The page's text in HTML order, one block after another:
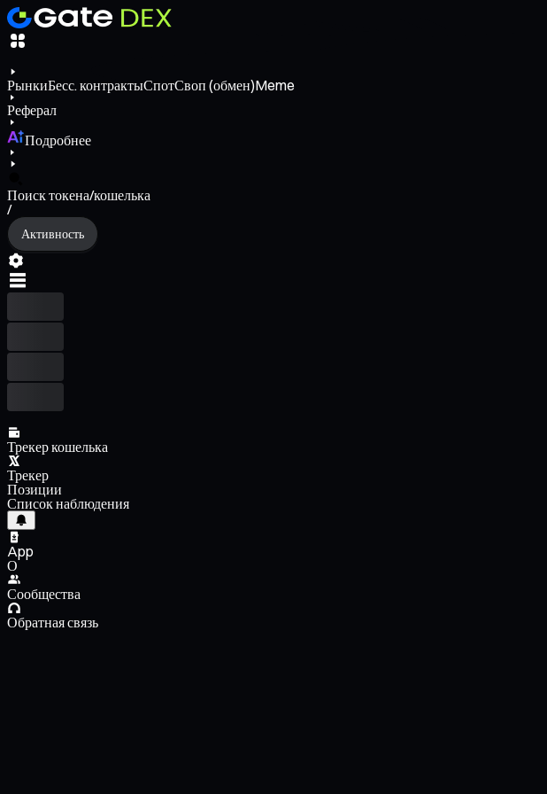
РынкиБесс. контрактыСпотСвоп (обмен)Meme
Реферал
Подробнее
Поиск токена/кошелька
/
Активность
Трекер кошелька
Трекер
Позиции
Список наблюдения
App
О
Сообщества
Обратная связь